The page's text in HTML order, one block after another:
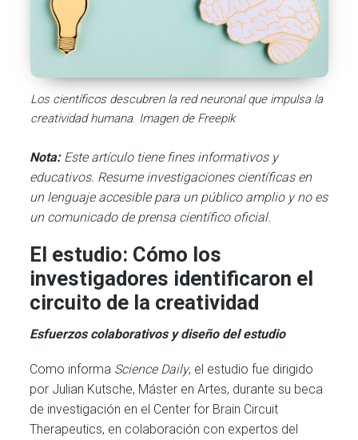
Los científicos descubren la red neuronal que impulsa la
creatividad humana. Imagen de Freepik
Nota:Este artículo tiene fines informativos y
educativos. Resume investigaciones científicas en
un lenguaje accesible para un público amplio y no es
un comunicado de prensa científico oficial.
El estudio: Cómo los
investigadores identificaron el
circuito de la creatividad
Esfuerzos colaborativos y diseño del estudio
Como informa Science Daily, el estudio fue dirigido
por Julian Kutsche, Máster en Artes, durante su beca
de investigación en el Center for Brain Circuit
Therapeutics, en colaboración con expertos del